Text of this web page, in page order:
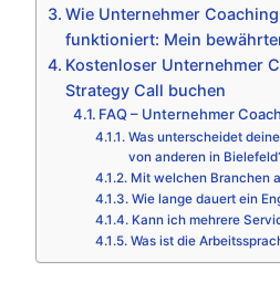
Wie Unternehmer
funktioniert: Mein
Kostenloser Unternehmer
Strategy Call buchen
FAQ – Unternehmer
Was unterscheidet
von anderen in
Mit welchen Branchen
Wie lange dauert ein
Kann ich mehrere
Was ist die